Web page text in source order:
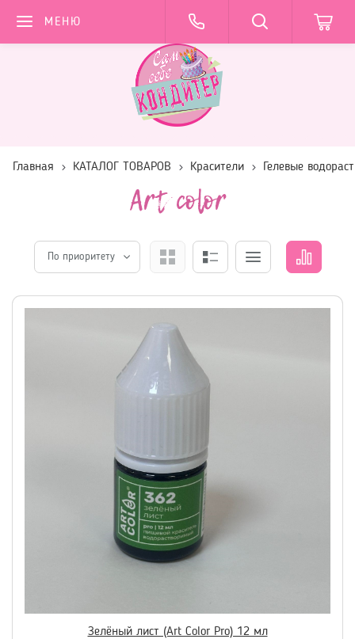
МЕНЮ
Главная КАТАЛОГ ТОВАРОВ Красители Гелевые
Art color
По приоритету
Зелёный лист (Art Color Pro) 12 мл